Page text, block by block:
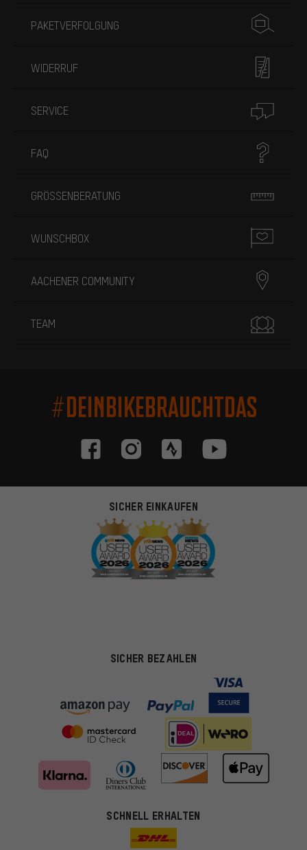
PAKETVERFOLGUNG
WIDERRUF
SERVICE
FAQ
GRÖSSENBERATUNG
WUNSCHBOX
AACHENER COMMUNITY
TEAM
#DEINBIKEBRAUCHTDAS
SICHER EINKAUFEN
SICHER BEZAHLEN
SCHNELL ERHALTEN